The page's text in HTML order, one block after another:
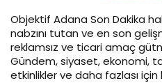
Objektif Adana Son Dakika
nabzını tutan ve en son
reklamsız ve ticari amaç
Gündem, siyaset, ekonomi,
etkinlikler ve daha fazlası için